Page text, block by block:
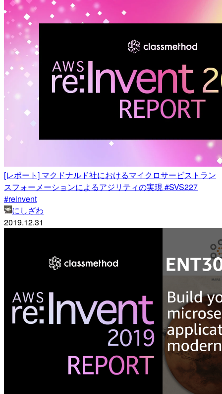
[レポート] マクドナルド社におけるマイクロサービストラン
スフォーメーションによるアジリティの実現 #SVS227
#reinvent
にしざわ
2019.12.31